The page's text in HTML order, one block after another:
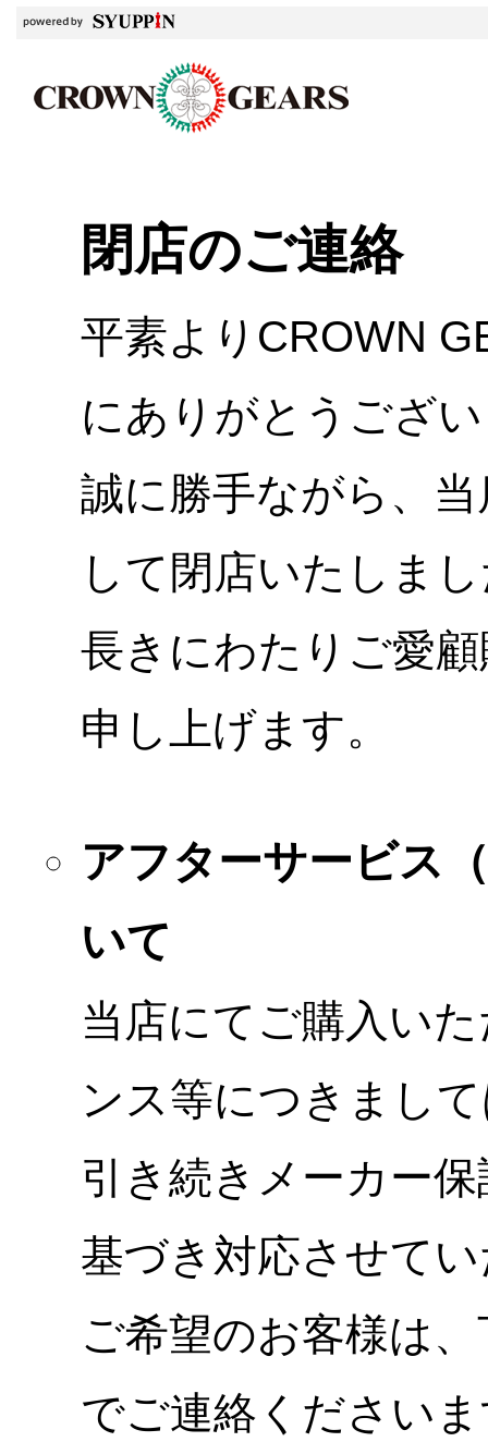
閉店のご連絡
平素よりCROWN
にありがとうござ
誠に勝手ながら、
して閉店いたしま
長きにわたりご愛
申し上げます。
アフターサービス
いて
当店にてご購入い
ンス等につきまし
引き続きメーカー
基づき対応させて
ご希望のお客様は
でご連絡ください